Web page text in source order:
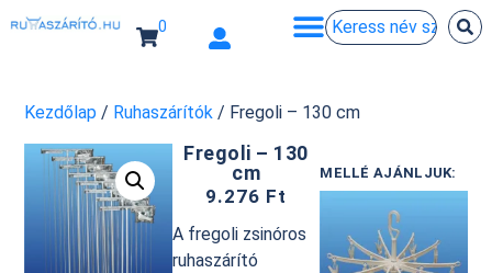
0
Kezdőlap / Ruhaszárítók / Fregoli – 130 cm
Fregoli – 130
cm
9.276 Ft
A fregoli zsinóros
ruhaszárító
MELLÉ AJÁNLJUK: